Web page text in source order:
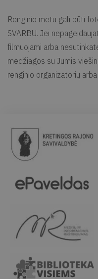
Renginio metu gali būti
SVARBU. Jei
filmuojami arba
medžiagos su Jumis
renginio organizatorių